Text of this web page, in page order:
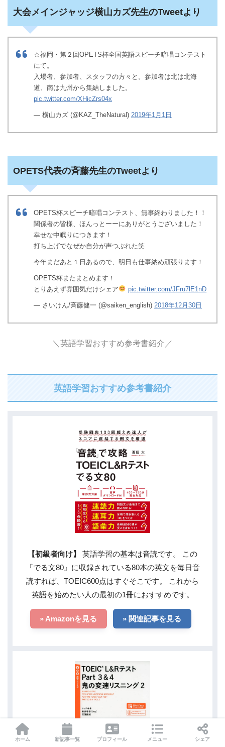
大会メインジャッジ横山カズ先生のTweetより
☆福岡・第２回OPETS杯全国英語スピーチ暗唱コンテスト
にて。
入場者、参加者、スタッフの方々と。参加者は北は北海
道、南は九州から集結しました。
pic.twitter.com/XHicZrs04x
— 横山カズ (@KAZ_TheNatural) 2019年1月1日
OPETS代表の斉藤先生のTweetより
OPETS杯スピーチ暗唱コンテスト、無事終わりました！！
関係者の皆様、ほんっとーーにありがとうございました！
幸せな中眠りにつきます！
打ち上げでなぜか自分が声つぶれた笑
今年まだあと１日あるので、明日も仕事納め頑張ります！
OPETS杯またまとめます！
とりあえず雰囲気だけシェア
pic.twitter.com/JFru7lE1nD
— さいけん/斉藤健一 (@saiken_english) 2018年12月30日
＼英語学習おすすめ参考書紹介／
英語学習おすすめ参考書紹介
【初級者向け】
英語学習の基本は音読です。 この
『でる文80』に収録されている80本の英文を毎日音
読すれば、TOEIC600点はすぐそこです。 これから
英語を始めたい人の最初の1冊におすすめです。
» Amazonを見る » 関連記事を見る
ホーム 新記事一覧 プロフィール メニュー シェア